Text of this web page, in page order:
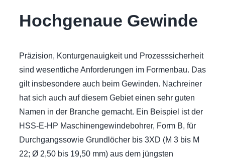
Hochgenaue Gewinde
Präzision, Konturgenauigkeit und Prozesssicherheit
sind wesentliche Anforderungen im Formenbau. Das
gilt insbesondere auch beim Gewinden. Nachreiner
hat sich auch auf diesem Gebiet einen sehr guten
Namen in der Branche gemacht. Ein Beispiel ist der
HSS-E-HP Maschinengewindebohrer, Form B, für
Durchgangssowie Grundlöcher bis 3XD (M 3 bis M
22; Ø 2,50 bis 19,50 mm) aus dem jüngsten